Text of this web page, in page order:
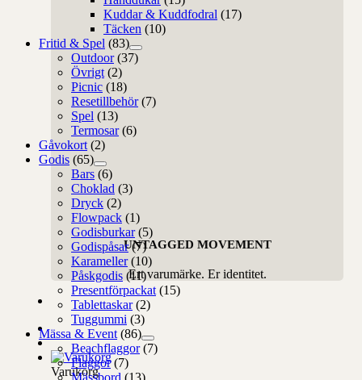
UNTAGGED MOVEMENT
Ert varumärke. Er identitet.
Varukorg
Kuddar & Kuddfodral (17)
Täcken (10)
Fritid & Spel (83)
Outdoor (37)
Övrigt (2)
Picnic (18)
Resetillbehör (7)
Spel (13)
Termosar (6)
Gåvokort (2)
Godis (65)
Bars (6)
Choklad (3)
Dryck (2)
Flowpack (1)
Godisburkar (5)
Godispåsar (7)
Karameller (10)
Påskgodis (11)
Presentförpackat (15)
Tablettaskar (2)
Tuggummi (3)
Mässa & Event (86)
Beachflaggor (7)
Flaggor (7)
Mässbord (13)